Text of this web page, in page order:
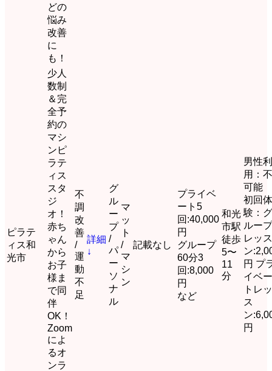
どの
悩み
改善
に
も！
ピラテ
ィス和
光市
少人
数制
＆完
全予
約の
マシ
ンピ
ラテ
ィス
スタ
ジ
オ！
赤ち
ゃん
から
お子
様ま
で同
伴
OK！
Zoom
によ
るオ
ンラ
不
調
改
善
/
運
動
不
足
詳細
↓
グ
ル
ー
プ
/
パ
ー
ソ
ナ
ル
マ
ッ
ト
/
マ
シ
ン
記載なし
プライベ
ート5
回:40,000
円
グループ
60分3
回:8,000
円
など
和光
市駅
徒歩
5〜
11
分
男性利
用：不
可能
初回体
験：グ
ループ
レッス
ン
円 プ
イベー
トレッ
ス
ン
円